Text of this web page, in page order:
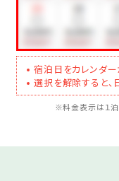
。
に、お好きなだけご利
宿泊日をカレンダー
選択を解除すると、
※料金表示は１泊